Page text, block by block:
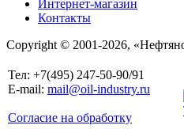
Интернет-магазин
Контакты
Copyright © 2001-2026,
Тел: +7(495) 247-50-90/91
E-mail: mail@oil-industry.ru
Согласие на обработку